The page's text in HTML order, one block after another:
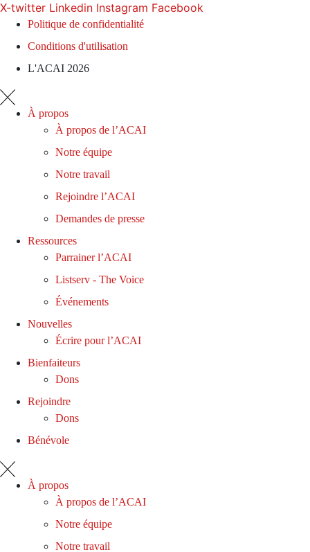
X-twitter Linkedin Instagram Facebook
Politique de confidentialité
Conditions d'utilisation
L'ACAI 2026
À propos
À propos de l’ACAI
Notre équipe
Notre travail
Rejoindre l’ACAI
Demandes de presse
Ressources
Parrainer l’ACAI
Listserv - The Voice
Événements
Nouvelles
Écrire pour l’ACAI
Bienfaiteurs
Dons
Rejoindre
Dons
Bénévole
À propos
À propos de l’ACAI
Notre équipe
Notre travail